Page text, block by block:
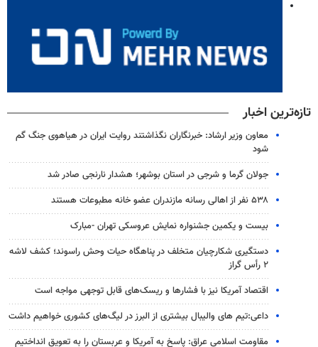
تازه‌ترین اخبار
معاون وزیر ارشاد: خبرنگاران نگذاشتند روایت ایران در هیاهوی جنگ گم
شود
جولان گرما و شرجی در استان بوشهر؛ هشدار نارنجی صادر شد
۵۳۸ نفر از اهالی رسانه مازندران عضو خانه مطبوعات هستند
بیست و یکمین جشنواره نمایش عروسکی تهران -مبارک
دستگیری شکارچیان متخلف در پناهگاه حیات وحش راسوند؛ کشف لاشه
۲ رأس گراز
اقتصاد آمریکا نیز با فشارها و ریسک‌های قابل توجهی مواجه است
داعی:تیم های والیبال بیشتری از البرز در لیگ‌های کشوری خواهیم داشت
مقاومت اسلامی عراق: پاسخ به آمریکا و عربستان را به تعویق انداختیم